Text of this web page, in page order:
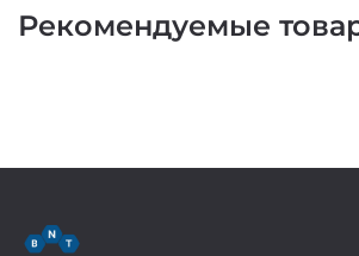
Рекомендуемые